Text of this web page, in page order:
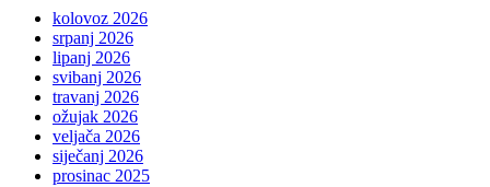
kolovoz 2026
srpanj 2026
lipanj 2026
svibanj 2026
travanj 2026
ožujak 2026
veljača 2026
siječanj 2026
prosinac 2025